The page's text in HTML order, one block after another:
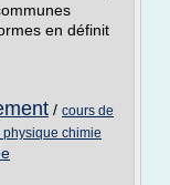
en définit
/ cours de
physique chimie